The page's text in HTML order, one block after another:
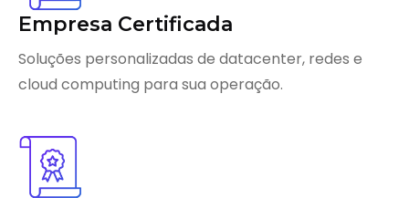
Empresa Certificada
Soluções personalizadas de datacenter, redes e
cloud computing para sua operação.